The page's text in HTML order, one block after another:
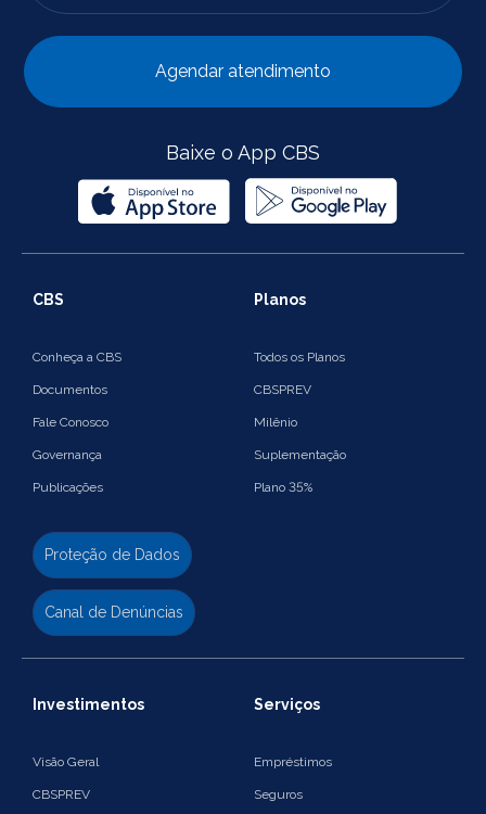
Agendar atendimento
Baixe o App CBS
CBS
Conheça a CBS
Documentos
Fale Conosco
Governança
Publicações
Proteção de Dados
Canal de Denúncias
Planos
Todos os Planos
CBSPREV
Milênio
Suplementação
Plano 35%
Investimentos
Visão Geral
CBSPREV
Serviços
Empréstimos
Seguros